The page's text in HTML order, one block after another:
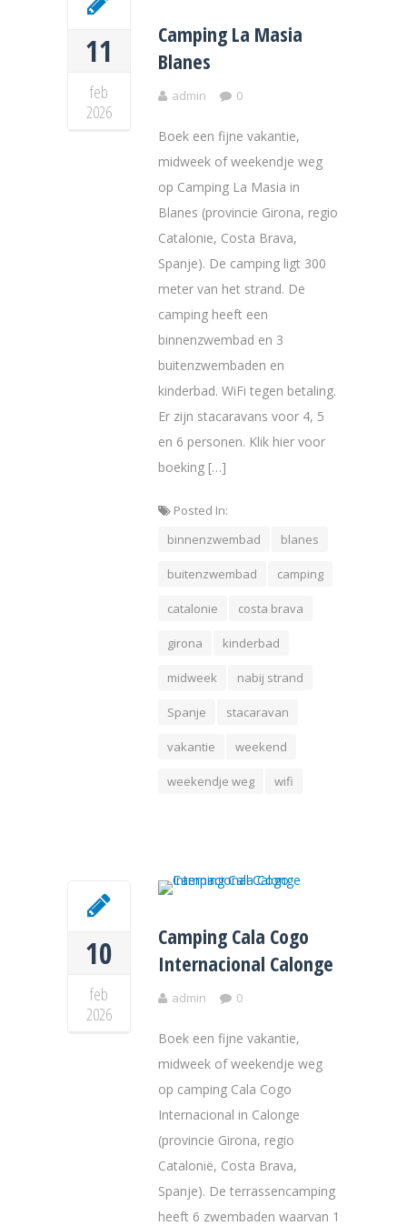
11
feb
2026
Camping La Masia
Blanes
admin 0
Boek een fijne vakantie,
midweek of weekendje weg
op Camping La Masia in
Blanes (provincie Girona, regio
Catalonie, Costa Brava,
Spanje). De camping ligt 300
meter van het strand. De
camping heeft een
binnenzwembad en 3
buitenzwembaden en
kinderbad. WiFi tegen betaling.
Er zijn stacaravans voor 4, 5
en 6 personen. Klik hier voor
boeking […]
Posted In:
binnenzwembad
blanes
buitenzwembad camping
catalonie costa brava
girona kinderbad
midweek nabij strand
Spanje stacaravan
vakantie weekend
weekendje weg wifi
10
feb
2026
Camping Cala Cogo
Internacional Calonge
admin 0
Boek een fijne vakantie,
midweek of weekendje weg
op camping Cala Cogo
Internacional in Calonge
(provincie Girona, regio
Catalonië, Costa Brava,
Spanje). De terrassencamping
heeft 6 zwembaden waarvan 1